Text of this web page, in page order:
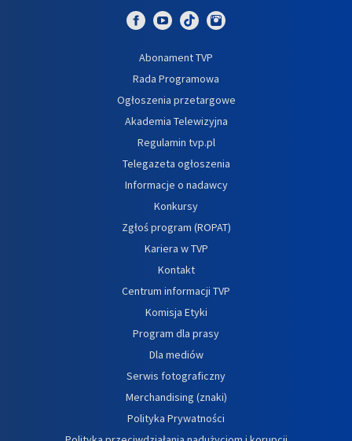
Abonament TVP
Rada Programowa
Ogłoszenia przetargowe
Akademia Telewizyjna
Regulamin tvp.pl
Telegazeta ogłoszenia
Informacje o nadawcy
Konkursy
Zgłoś program (ROPAT)
Kariera w TVP
Kontakt
Centrum informacji TVP
Komisja Etyki
Program dla prasy
Dla mediów
Serwis fotograficzny
Merchandising (znaki)
Polityka Prywatności